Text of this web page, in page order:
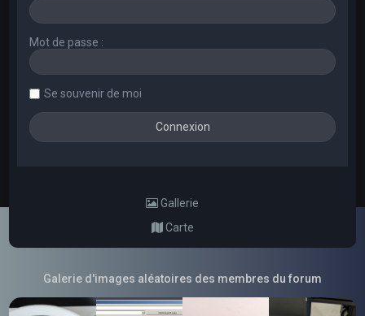
Mot de passe :
Se souvenir de moi
Gallerie
Carte
Galerie d'images aléatoires des membres du forum